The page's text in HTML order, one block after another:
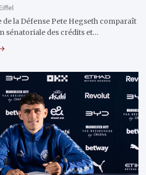
de la Défense Pete Hegseth comparaît
sénatoriale des crédits et…